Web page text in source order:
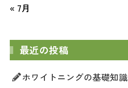
« 7月
最近の投稿
ホワイトニングの基礎知識